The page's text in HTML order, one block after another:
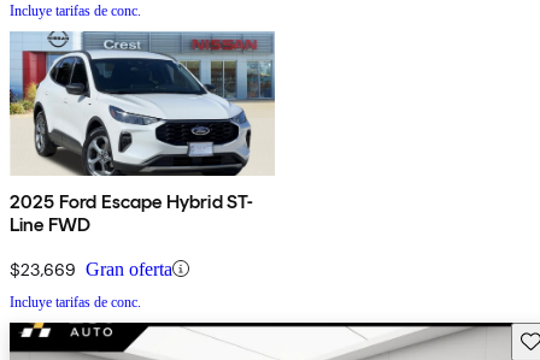
Incluye tarifas de conc.
2025 Ford Escape Hybrid ST-
Line FWD
$23,669 Gran oferta
Incluye tarifas de conc.